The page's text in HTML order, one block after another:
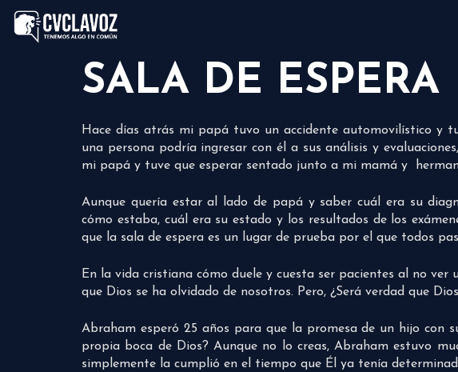
SALA DE ESPERA
Hace días atrás mi papá tuvo un accidente automovilístico y
una persona podría ingresar con él a sus análisis y
mi papá y tuve que esperar sentado junto a mi mamá y
Aunque quería estar al lado de papá y saber cuál era su
cómo estaba, cuál era su estado y los resultados de los
que la sala de espera es un lugar de prueba por el que todos
En la vida cristiana cómo duele y cuesta ser pacientes al no
que Dios se ha olvidado de nosotros. Pero, ¿Será verdad que
Abraham esperó 25 años para que la promesa de un hijo con
propia boca de Dios? Aunque no lo creas, Abraham estuvo
simplemente la cumplió en el tiempo que Él ya tenía